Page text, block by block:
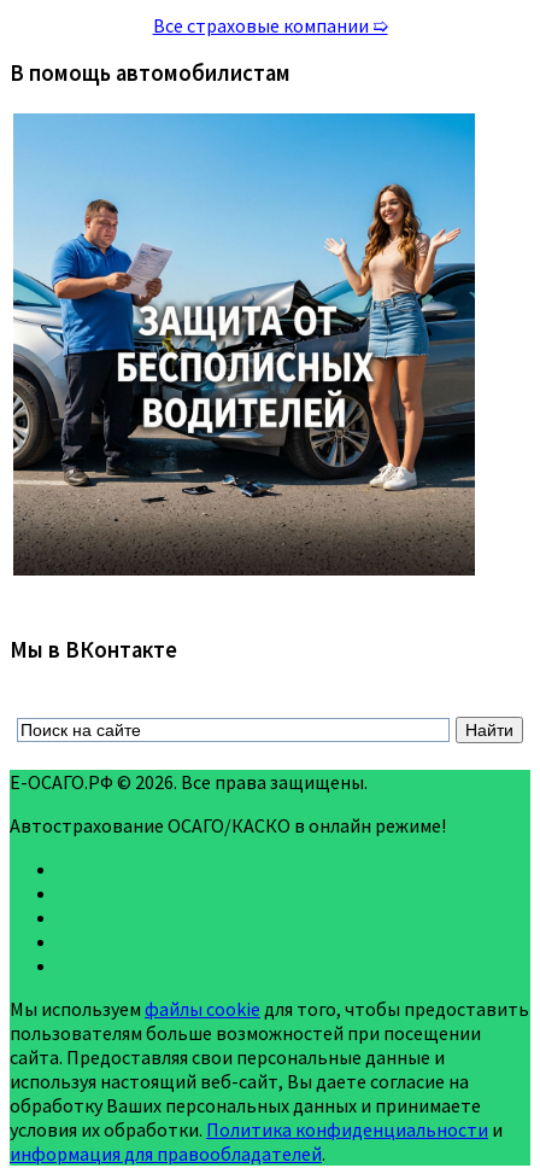
Все страховые компании ➯
В помощь автомобилистам
Мы в ВКонтакте
Е-ОСАГО.РФ © 2026. Все права защищены.
Автострахование ОСАГО/КАСКО в онлайн режиме!
Мы используем файлы cookie для того, чтобы предоставить
пользователям больше возможностей при посещении
сайта. Предоставляя свои персональные данные и
используя настоящий веб-сайт, Вы даете согласие на
обработку Ваших персональных данных и принимаете
условия их обработки. Политика конфиденциальности и
информация для правообладателей.